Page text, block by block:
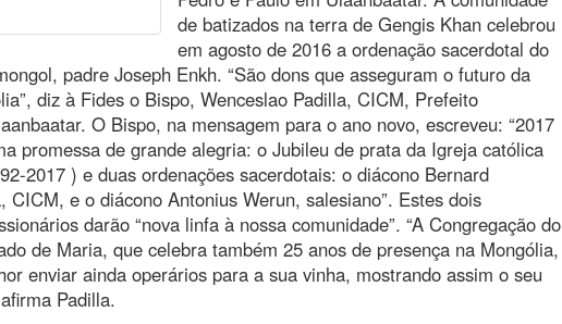
de batizados na terra de Gengis Khan celebrou
em agosto de 2016 a ordenação sacerdotal do
padre Joseph Enkh. “São dons que asseguram o futuro da
diz à Fides o Bispo, Wenceslao Padilla, CICM, Prefeito
O Bispo, na mensagem para o ano novo, escreveu: “2017
promessa de grande alegria: o Jubileu de prata da Igreja católica
2017 ) e duas ordenações sacerdotais: o diácono Bernard
CICM, e o diácono Antonius Werun, salesiano”. Estes dois
darão “nova linfa à nossa comunidade”. “A Congregação do
de Maria, que celebra também 25 anos de presença na Mongólia,
enviar ainda operários para a sua vinha, mostrando assim o seu
Padilla.